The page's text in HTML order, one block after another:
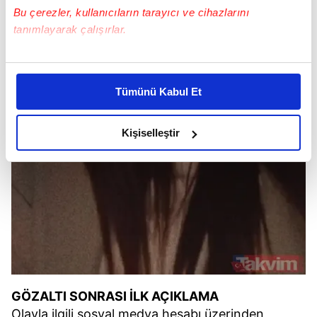
Bu çerezler, kullanıcıların tarayıcı ve cihazlarını
tanımlayarak çalışırlar.
Bu çerezlere izin vermeniz halinde sizlere özel
daha iyi reklam deneyimi yaşatabiliriz. Bunu yaparken
amacımızın size daha iyi bir reklam deneyimi sunmak
olduğunu ve sizlere en iyi içerikleri sunabilmek adına
elimizden gelen çabayı gösterdiğimizi ve bu noktada,
reklamların maliyetlerimizi karşılamak noktasında tek gelir
kalemimiz olduğunu sizlere hatırlatmak isteriz.
Her halükârda, kullanıcılar, bu çerezlere izin vermedikleri
takdirde, kullanıcılara hedefli reklamlar
gösterilmeyecektir."
Sitemizde kendimize ve üçüncü kişilere ait çerezler
Tümünü Kabul Et
Kişiselleştir
GÖZALTI SONRASI İLK AÇIKLAMA
Olayla ilgili sosyal medya hesabı üzerinden